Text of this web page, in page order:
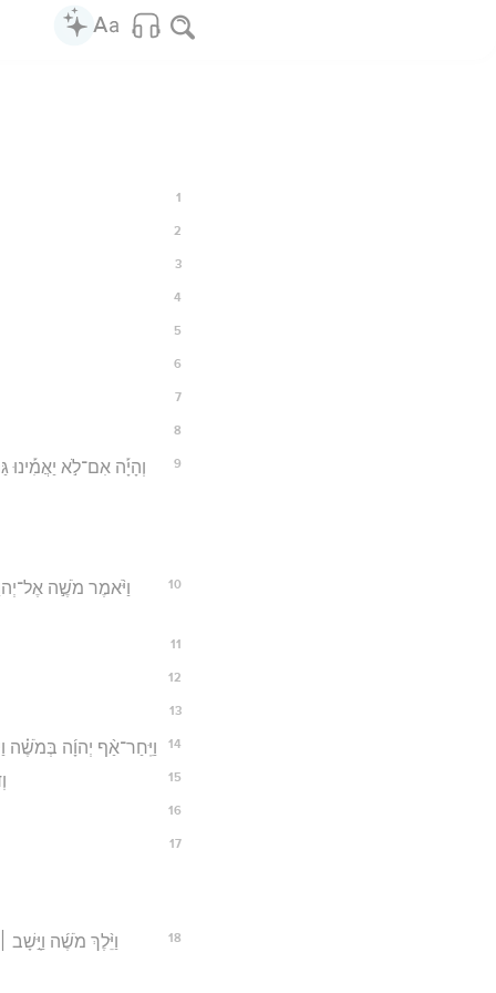
1
2
3
4
5
6
7
8
9
וְהָיָ֡ה אִם־לֹ֣א
10
וַיֹּ֨אמֶר מֹשֶׁ֣ה
11
12
13
14 וַיִּֽחַר־אַ֨ף יְהוָ֜ה בְּמֹשֶׁ֗ה
15
16
17
18
וַיֵּ֨לֶךְ מֹשֶׁ֜ה וַיָּ֣שָׁב